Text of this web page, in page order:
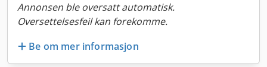
Annonsen ble oversatt automatisk.
Oversettelsesfeil kan forekomme.
Be om mer informasjon